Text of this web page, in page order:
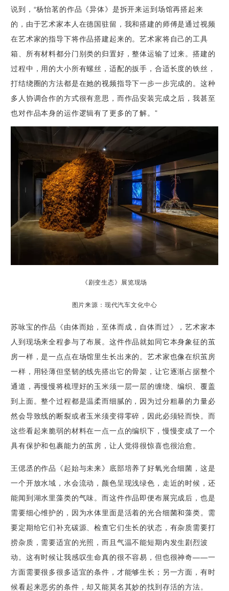
说到，“杨怡茗的作品《异体》是拆开来运到场馆再搭起来
的，由于艺术家本人在德国驻留，我和搭建的师傅是通过视频
在艺术家的指导下将作品搭建起来的。艺术家将自己的工具
箱、所有材料都分门别类的归置好，整体运输了过来。搭建的
过程中，用的大小所有螺丝，适配的扳手，合适长度的铁丝，
打结绕圈的方法都是在她的视频指导下一步一步完成的。这种
多人协调合作的方式很有意思，而作品安装完成之后，我甚至
也对作品本身的运作逻辑有了更多的了解。”
《剧变生态》展览现场
图片来源：现代汽车文化中心
苏咏宝的作品《由体而始，至体而成，自体而过》，艺术家本
人到现场来全程参与了布展。这件作品就如同它本身象征的茧
房一样，是一点点在场馆里生长出来的。艺术家也像在织茧房
一样，用轻薄但坚韧的线先搭出它的骨架，让它逐渐占据整个
通道，再慢慢将梳理好的玉米须一层一层的缠绕、编织、覆盖
到上面。整个过程都是温柔而细腻的，因为过分粗暴的力量必
然会导致线的断裂或者玉米须变得零碎，因此必须轻而快。而
这些看起来脆弱的材料在一点一点的编织下，慢慢变成了一个
具有保护和包裹能力的茧房，让人觉得很惊喜也很治愈。
王偲丞的作品《起始与未来》底部培养了好氧光合细菌，这是
一个开放水域，水会流动，颜色呈现浅绿色，走近的时候，还
能闻到湖水里藻类的气味。而这件作品即便布展完成后，也是
需要细心维护的，因为水体里面是活着的光合细菌和藻类。需
要定期给它们补充碳源、检查它们生长的状态，有杂质需要打
捞杂质，需要适宜的光照，而且气温不能短期内发生剧烈波
动。这有时候让我感叹生命真的很不容易，但也很神奇——一
方面需要很多很多适宜的条件，才能够生长；另一方面，有时
候看起来恶劣的条件，却又能莫名其妙的找到存活的方法。